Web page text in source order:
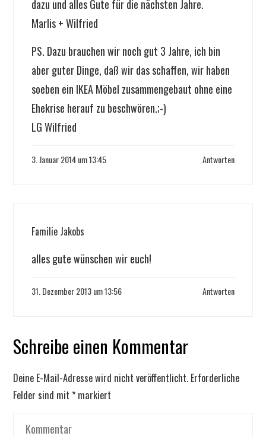
dazu und alles Gute für die nächsten Jahre.
Marlis + Wilfried
PS. Dazu brauchen wir noch gut 3 Jahre, ich bin
aber guter Dinge, daß wir das schaffen, wir haben
soeben ein IKEA Möbel zusammengebaut ohne eine
Ehekrise herauf zu beschwören.;-)
LG Wilfried
3. Januar 2014 um 13:45 Antworten
Familie Jakobs
alles gute wünschen wir euch!
31. Dezember 2013 um 13:56 Antworten
Schreibe einen Kommentar
Deine E-Mail-Adresse wird nicht veröffentlicht. Erforderliche
Felder sind mit * markiert